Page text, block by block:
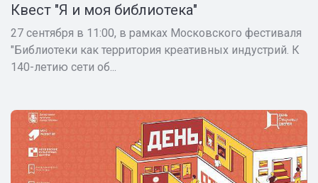
Квест "Я и моя библиотека"
27 сентября в 11:00, в рамках Московского фестиваля
"Библиотеки как территория креативных индустрий. К
140-летию сети об...